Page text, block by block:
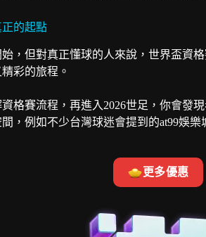
的起點
，但對真正懂球的人來說，世界盃資
彩的旅程。
格賽流程，再進入2026世足，你會發
，例如不少台灣球迷會提到的at99娛
更多優惠